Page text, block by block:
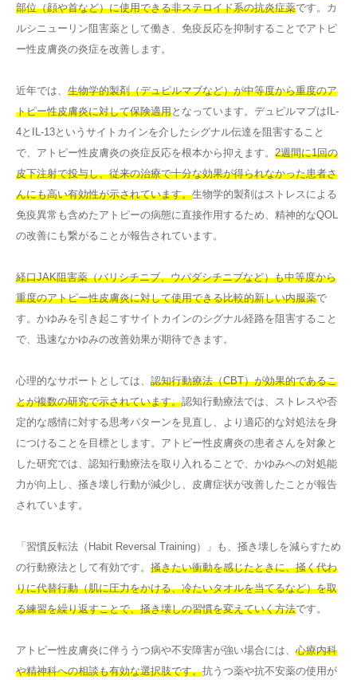
部位（顔や首など）に使用できる非ステロイド系の抗炎症薬です。カ
ルシニューリン阻害薬として働き、免疫反応を抑制することでアトピ
ー性皮膚炎の炎症を改善します。
近年では、 生物学的製剤（デュピルマブなど）が中等度から重度のア
トピー性皮膚炎に対して保険適用となっています。デュピルマブはIL-
4とIL-13というサイトカインを介したシグナル伝達を阻害すること
で、アトピー性皮膚炎の炎症反応を根本から抑えます。 2週間に1回の
皮下注射で投与し、従来の治療で十分な効果が得られなかった患者さ
んにも高い有効性が示されています。生物学的製剤はストレスによる
免疫異常も含めたアトピーの病態に直接作用するため、精神的なQOL
の改善にも繋がることが報告されています。
経口JAK阻害薬（バリシチニブ、ウパダシチニブなど）も中等度から
重度のアトピー性皮膚炎に対して使用できる比較的新しい内服薬で
す。かゆみを引き起こすサイトカインのシグナル経路を阻害すること
で、迅速なかゆみの改善効果が期待できます。
心理的なサポートとしては、 認知行動療法（CBT）が効果的であるこ
とが複数の研究で示されています。認知行動療法では、ストレスや否
定的な感情に対する思考パターンを見直し、より適応的な対処法を身
につけることを目標とします。アトピー性皮膚炎の患者さんを対象と
した研究では、認知行動療法を取り入れることで、かゆみへの対処能
力が向上し、掻き壊し行動が減少し、皮膚症状が改善したことが報告
されています。
「習慣反転法（Habit Reversal Training）」も、掻き壊しを減らすため
の行動療法として有効です。 掻きたい衝動を感じたときに、掻く代わ
りに代替行動（肌に圧力をかける、冷たいタオルを当てるなど）を取
る練習を繰り返すことで、掻き壊しの習慣を変えていく方法です。
アトピー性皮膚炎に伴ううつ病や不安障害が強い場合には、 心療内科
や精神科への相談も有効な選択肢です。抗うつ薬や抗不安薬の使用が